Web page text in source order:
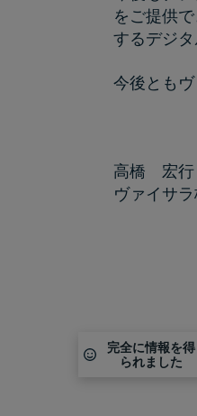
をご提供
するデジ
今後とも
高橋 宏行
ヴァイサ
完全に情報を得
られました